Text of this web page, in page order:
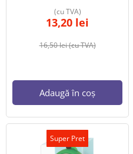
16,50lei(cu TVA)
13,20 lei
(cu TVA)
Adaugă în coș
Super Pret